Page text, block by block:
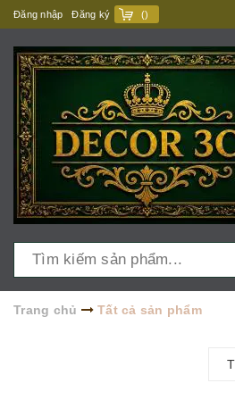
Đăng nhập Đăng ký ()
Trang chủ Tất cả sản phẩm